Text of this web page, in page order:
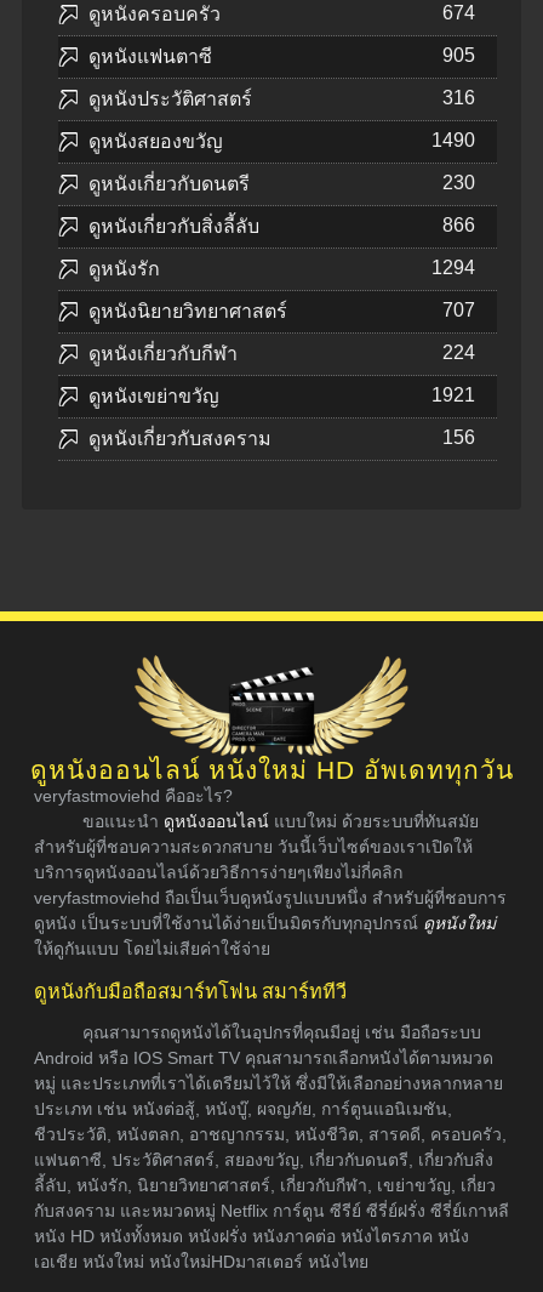
ดูหนังครอบครัว 674
ดูหนังแฟนตาซี 905
ดูหนังประวัติศาสตร์ 316
ดูหนังสยองขวัญ 1490
ดูหนังเกี่ยวกับดนตรี 230
ดูหนังเกี่ยวกับสิ่งลี้ลับ 866
ดูหนังรัก 1294
ดูหนังนิยายวิทยาศาสตร์ 707
ดูหนังเกี่ยวกับกีฬา 224
ดูหนังเขย่าขวัญ 1921
ดูหนังเกี่ยวกับสงคราม 156
ดูหนังออนไลน์ หนังใหม่ HD อัพเดททุกวัน
veryfastmoviehd คืออะไร?
ขอแนะนำ ดูหนังออนไลน์ แบบใหม่ ด้วยระบบที่ทันสมัย
สำหรับผู้ที่ชอบความสะดวกสบาย วันนี้เว็บไซต์ของเราเปิดให้
บริการดูหนังออนไลน์ด้วยวิธีการง่ายๆเพียงไม่กี่คลิก
veryfastmoviehd ถือเป็นเว็บดูหนังรูปแบบหนึ่ง สำหรับผู้ที่ชอบการ
ดูหนัง เป็นระบบที่ใช้งานได้ง่ายเป็นมิตรกับทุกอุปกรณ์ ดูหนังใหม่
ให้ดูกันแบบ โดยไม่เสียค่าใช้จ่าย
ดูหนังกับมือถือสมาร์ทโฟน สมาร์ททีวี
คุณสามารถดูหนังได้ในอุปกรที่คุณมีอยู่ เช่น มือถือระบบ
Android หรือ IOS Smart TV คุณสามารถเลือกหนังได้ตามหมวด
หมู่ และประเภทที่เราได้เตรียมไว้ให้ ซึ่งมีให้เลือกอย่างหลากหลาย
ประเภท เช่น หนังต่อสู้, หนังบู๊, ผจญภัย, การ์ตูนแอนิเมชัน,
ชีวประวัติ, หนังตลก, อาชญากรรม, หนังชีวิต, สารคดี, ครอบครัว,
แฟนตาซี, ประวัติศาสตร์, สยองขวัญ, เกี่ยวกับดนตรี, เกี่ยวกับสิ่ง
ลี้ลับ, หนังรัก, นิยายวิทยาศาสตร์, เกี่ยวกับกีฬา, เขย่าขวัญ, เกี่ยว
กับสงคราม และหมวดหมู่ Netflix การ์ตูน ซีรีย์ ซีรี่ย์ฝรั่ง ซีรี่ย์เกาหลี
หนัง HD หนังทั้งหมด หนังฝรั่ง หนังภาคต่อ หนังไตรภาค หนัง
เอเชีย หนังใหม่ หนังใหม่HDมาสเตอร์ หนังไทย